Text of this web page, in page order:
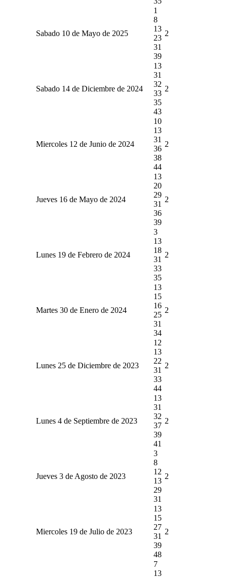
Sabado 10 de Mayo de 2025
1
8
13
23
31
39
2
Sabado 14 de Diciembre de 2024
13
31
32
33
35
43
2
Miercoles 12 de Junio de 2024
10
13
31
36
38
44
2
Jueves 16 de Mayo de 2024
13
20
29
31
36
39
2
Lunes 19 de Febrero de 2024
3
13
18
31
33
35
2
Martes 30 de Enero de 2024
13
15
16
25
31
34
2
Lunes 25 de Diciembre de 2023
12
13
22
31
33
44
2
Lunes 4 de Septiembre de 2023
13
31
32
37
39
41
2
Jueves 3 de Agosto de 2023
3
8
12
13
29
31
2
Miercoles 19 de Julio de 2023
13
15
27
31
39
48
2
7
13